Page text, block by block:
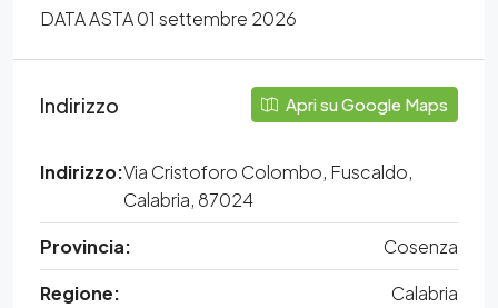
DATA ASTA 01 settembre 2026
Indirizzo Apri su Google Maps
Indirizzo:Via Cristoforo Colombo, Fuscaldo,
Calabria, 87024
Provincia:
Cosenza
Regione:
Calabria